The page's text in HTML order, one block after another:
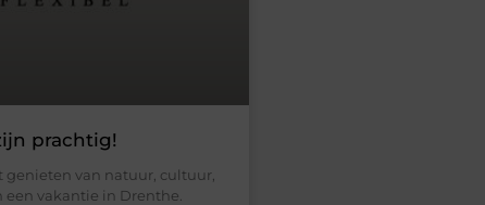
prachtig!
genieten van natuur, cultuur,
vakantie in Drenthe.